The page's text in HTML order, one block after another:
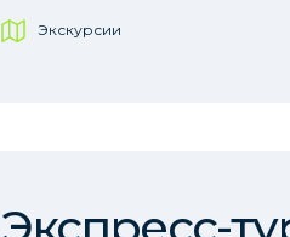
Экскурсии